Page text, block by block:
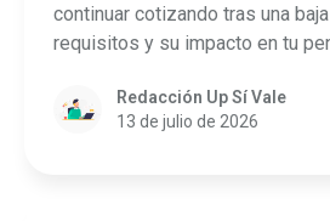
continuar cotizando tras una
requisitos y su impacto en tu
Redacción Up Sí Vale
13 de julio de 2026